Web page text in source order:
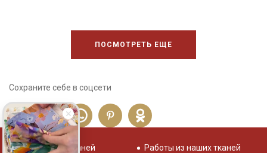
ПОСМОТРЕТЬ ЕЩЕ
Сохраните себе в соцсети
Распродажа тканей
Работы из наших тканей